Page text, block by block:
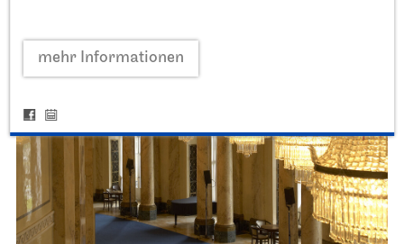
mehr Informationen